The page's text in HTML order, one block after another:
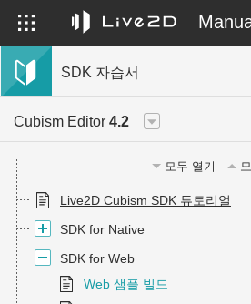
SDK 자습서
Cubism Editor 4.2
모두 열기
Live2D Cubism SDK 튜토리얼
SDK for Native
SDK for Web
Web 샘플 빌드